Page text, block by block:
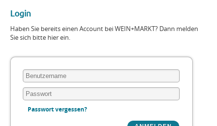
Login
Haben Sie bereits einen Account bei WEIN+MARKT? Dann melden
Sie sich bitte hier ein.
Passwort vergessen?